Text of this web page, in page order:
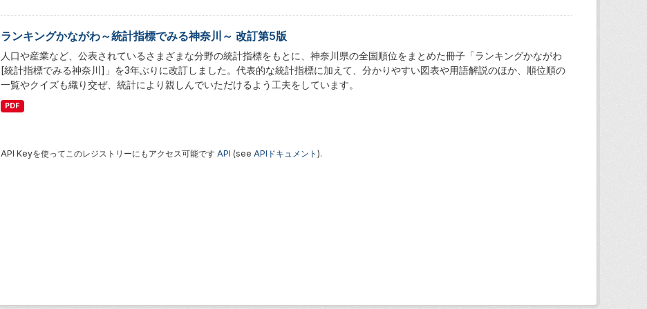
ランキングかながわ～統計指標でみる神奈川～ 改訂第5版
人口や産業など、公表されているさまざまな分野の統計指標をもとに、神奈川県の全国順位をまとめた冊子「ランキングかながわ
[統計指標でみる神奈川]」を3年ぶりに改訂しました。代表的な統計指標に加えて、分かりやすい図表や用語解説のほか、順位順の
一覧やクイズも織り交ぜ、統計により親しんでいただけるよう工夫をしています。
PDF
API Keyを使ってこのレジストリーにもアクセス可能です API (see APIドキュメント ).